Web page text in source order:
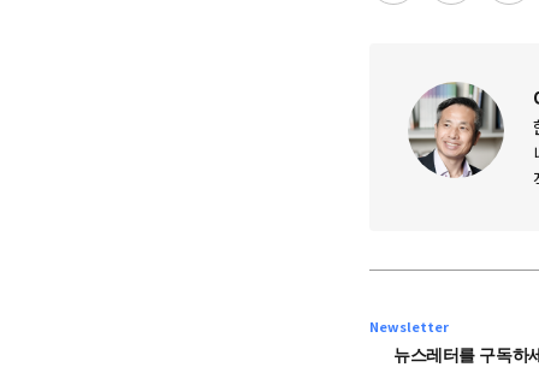
Newsletter
뉴스레터를 구독하